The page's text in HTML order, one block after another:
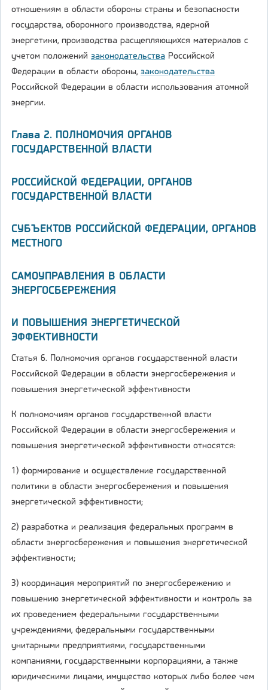
отношениям в области обороны страны и безопасности
государства, оборонного производства, ядерной
энергетики, производства расщепляющихся материалов с
учетом положений законодательства Российской
Федерации в области обороны, законодательства
Российской Федерации в области использования атомной
энергии.
Глава 2. ПОЛНОМОЧИЯ ОРГАНОВ
ГОСУДАРСТВЕННОЙ ВЛАСТИ
РОССИЙСКОЙ ФЕДЕРАЦИИ, ОРГАНОВ
ГОСУДАРСТВЕННОЙ ВЛАСТИ
СУБЪЕКТОВ РОССИЙСКОЙ ФЕДЕРАЦИИ, ОРГАНОВ
МЕСТНОГО
САМОУПРАВЛЕНИЯ В ОБЛАСТИ
ЭНЕРГОСБЕРЕЖЕНИЯ
И ПОВЫШЕНИЯ ЭНЕРГЕТИЧЕСКОЙ
ЭФФЕКТИВНОСТИ
Статья 6. Полномочия органов государственной власти
Российской Федерации в области энергосбережения и
повышения энергетической эффективности
К полномочиям органов государственной власти
Российской Федерации в области энергосбережения и
повышения энергетической эффективности относятся:
1) формирование и осуществление государственной
политики в области энергосбережения и повышения
энергетической эффективности;
2) разработка и реализация федеральных программ в
области энергосбережения и повышения энергетической
эффективности;
3) координация мероприятий по энергосбережению и
повышению энергетической эффективности и контроль за
их проведением федеральными государственными
учреждениями, федеральными государственными
унитарными предприятиями, государственными
компаниями, государственными корпорациями, а также
юридическими лицами, имущество которых либо более чем